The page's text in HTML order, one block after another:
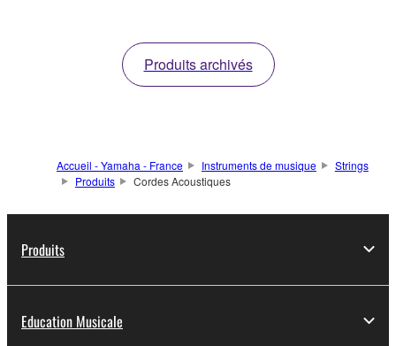
Produits archivés
Accueil - Yamaha - France Instruments de musique
Strings
Produits
Cordes Acoustiques
Produits
Education Musicale